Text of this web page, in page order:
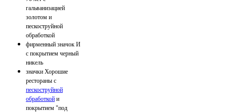
гальванизацией
золотом и
пескоструйной
обработкой
фирменный значок И
с покрытием черный
никель
значки Хорошие
рестораны с
пескоструйной
обработкой и
покрытием "под